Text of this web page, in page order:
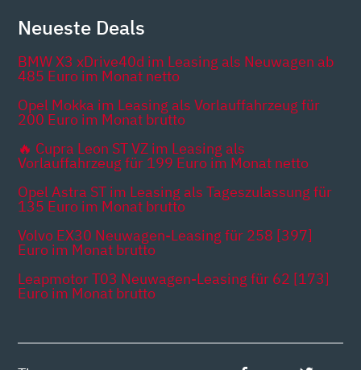
Neueste Deals
BMW X3 xDrive40d im Leasing als Neuwagen ab
485 Euro im Monat netto
Opel Mokka im Leasing als Vorlauffahrzeug für
200 Euro im Monat brutto
🔥 Cupra Leon ST VZ im Leasing als
Vorlauffahrzeug für 199 Euro im Monat netto
Opel Astra ST im Leasing als Tageszulassung für
135 Euro im Monat brutto
Volvo EX30 Neuwagen-Leasing für 258 [397]
Euro im Monat brutto
Leapmotor T03 Neuwagen-Leasing für 62 [173]
Euro im Monat brutto